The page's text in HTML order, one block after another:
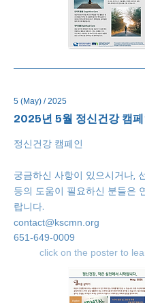
5 (May) / 2025
2025년 5월 정신건강 캠
정신건강 캠페인
궁금하신 사항이 있으시거나,
등의 도움이 필요하신 분들은
랍니다.
contact@kscmn.org
651-649-0009
click on the poster to